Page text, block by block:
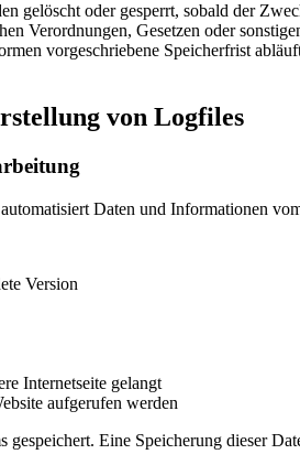
gelöscht oder gesperrt, sobald der
Verordnungen, Gesetzen oder
vorgeschriebene Speicherfrist
von Logfiles
Daten und Informationen
Version
Internetseite gelangt
aufgerufen werden
Eine Speicherung dieser